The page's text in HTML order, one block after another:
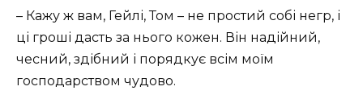
– Кажу ж вам, Гейлі, Том – не простий собі негр, і
ці гроші дасть за нього кожен. Він надійний,
чесний, здібний і порядкує всім моїм
господарством чудово.